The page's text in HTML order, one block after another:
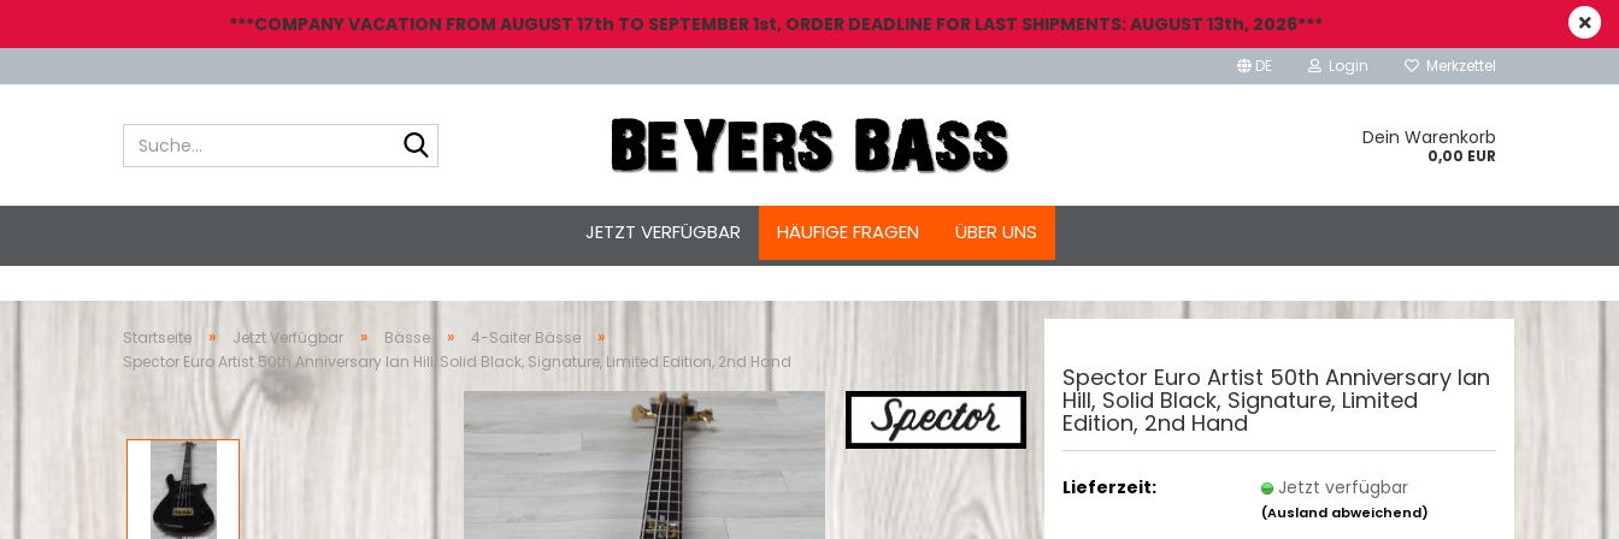
DE Login Merkzettel
Dein Warenkorb
0,00 EUR
***COMPANY VACATION FROM AUGUST 17th TO SEPTEMBER 1st, ORDER DEADLINE FOR LAST SHIPMENTS: AUGUST 13th, 2026***
JETZT VERFÜGBAR HÄUFIGE FRAGEN ÜBER UNS
Startseite » Jetzt Verfügbar » Bässe » 4-Saiter Bässe »
Spector Euro Artist 50th Anniversary Ian Hill, Solid Black, Signature, Limited Edition, 2nd Hand
Spector Euro Artist 50th Anniversary Ian
Hill, Solid Black, Signature, Limited
Edition, 2nd Hand
Lieferzeit: Jetzt verfügbar
(Ausland abweichend)